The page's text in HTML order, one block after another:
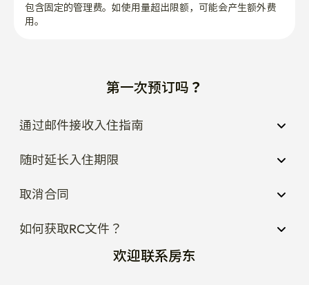
包含固定的管理费。如使用量超出限额，可能会产生额外费
用。
第一次预订吗？
通过邮件接收入住指南
随时延长入住期限
取消合同
如何获取RC文件？
欢迎联系房东